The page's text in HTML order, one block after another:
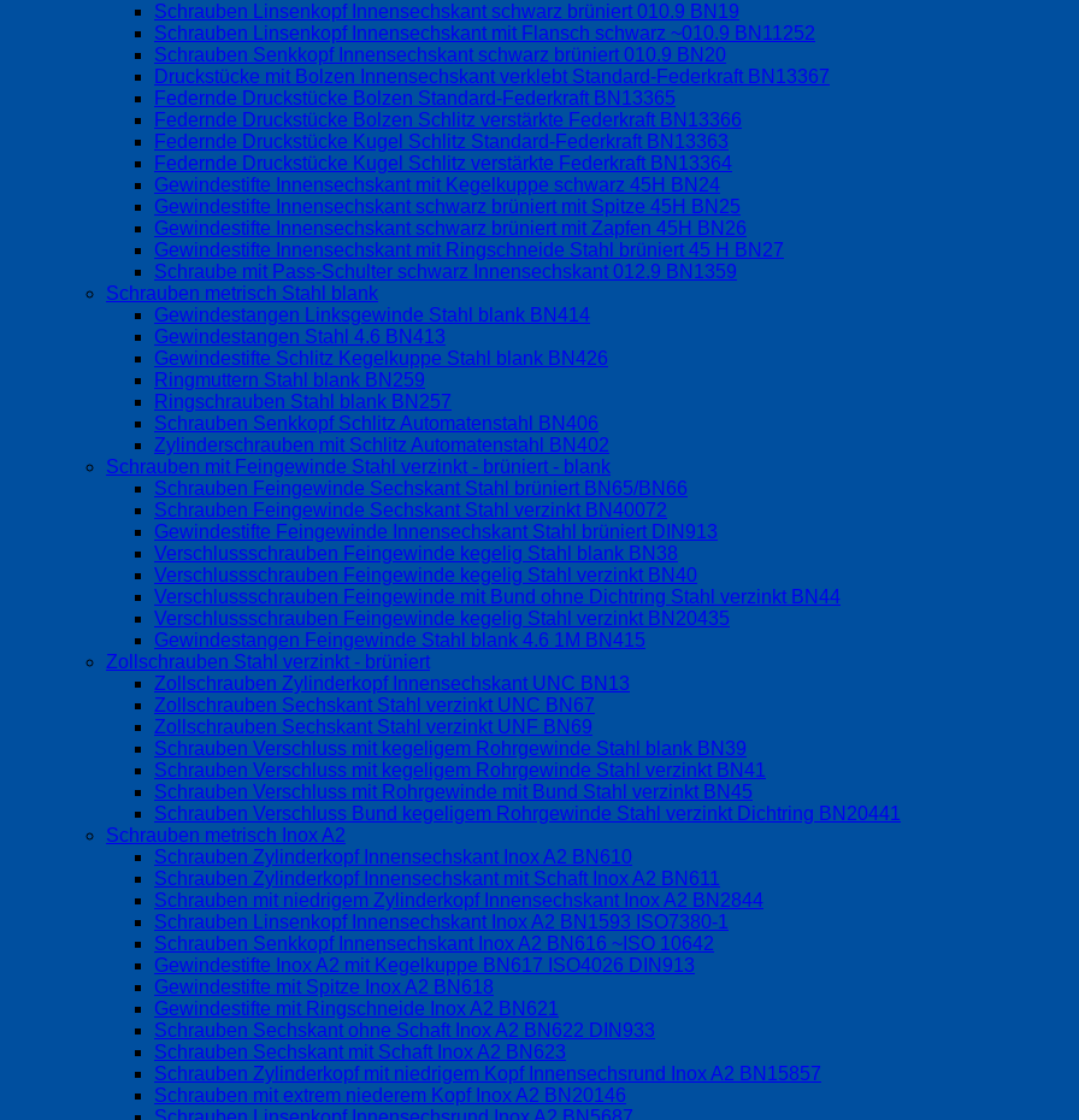
Schrauben Linsenkopf Innensechskant schwarz brüniert 010.9 BN19
Schrauben Linsenkopf Innensechskant mit Flansch schwarz ~010.9 BN11252
Schrauben Senkkopf Innensechskant schwarz brüniert 010.9 BN20
Druckstücke mit Bolzen Innensechskant verklebt Standard-Federkraft BN13367
Federnde Druckstücke Bolzen Standard-Federkraft BN13365
Federnde Druckstücke Bolzen Schlitz verstärkte Federkraft BN13366
Federnde Druckstücke Kugel Schlitz Standard-Federkraft BN13363
Federnde Druckstücke Kugel Schlitz verstärkte Federkraft BN13364
Gewindestifte Innensechskant mit Kegelkuppe schwarz 45H BN24
Gewindestifte Innensechskant schwarz brüniert mit Spitze 45H BN25
Gewindestifte Innensechskant schwarz brüniert mit Zapfen 45H BN26
Gewindestifte Innensechskant mit Ringschneide Stahl brüniert 45 H BN27
Schraube mit Pass-Schulter schwarz Innensechskant 012.9 BN1359
Schrauben metrisch Stahl blank
Gewindestangen Linksgewinde Stahl blank BN414
Gewindestangen Stahl 4.6 BN413
Gewindestifte Schlitz Kegelkuppe Stahl blank BN426
Ringmuttern Stahl blank BN259
Ringschrauben Stahl blank BN257
Schrauben Senkkopf Schlitz Automatenstahl BN406
Zylinderschrauben mit Schlitz Automatenstahl BN402
Schrauben mit Feingewinde Stahl verzinkt - brüniert - blank
Schrauben Feingewinde Sechskant Stahl brüniert BN65/BN66
Schrauben Feingewinde Sechskant Stahl verzinkt BN40072
Gewindestifte Feingewinde Innensechskant Stahl brüniert DIN913
Verschlussschrauben Feingewinde kegelig Stahl blank BN38
Verschlussschrauben Feingewinde kegelig Stahl verzinkt BN40
Verschlussschrauben Feingewinde mit Bund ohne Dichtring Stahl verzinkt BN44
Verschlussschrauben Feingewinde kegelig Stahl verzinkt BN20435
Gewindestangen Feingewinde Stahl blank 4.6 1M BN415
Zollschrauben Stahl verzinkt - brüniert
Zollschrauben Zylinderkopf Innensechskant UNC BN13
Zollschrauben Sechskant Stahl verzinkt UNC BN67
Zollschrauben Sechskant Stahl verzinkt UNF BN69
Schrauben Verschluss mit kegeligem Rohrgewinde Stahl blank BN39
Schrauben Verschluss mit kegeligem Rohrgewinde Stahl verzinkt BN41
Schrauben Verschluss mit Rohrgewinde mit Bund Stahl verzinkt BN45
Schrauben Verschluss Bund kegeligem Rohrgewinde Stahl verzinkt Dichtring BN20441
Schrauben metrisch Inox A2
Schrauben Zylinderkopf Innensechskant Inox A2 BN610
Schrauben Zylinderkopf Innensechskant mit Schaft Inox A2 BN611
Schrauben mit niedrigem Zylinderkopf Innensechskant Inox A2 BN2844
Schrauben Linsenkopf Innensechskant Inox A2 BN1593 ISO7380-1
Schrauben Senkkopf Innensechskant Inox A2 BN616 ~ISO 10642
Gewindestifte Inox A2 mit Kegelkuppe BN617 ISO4026 DIN913
Gewindestifte mit Spitze Inox A2 BN618
Gewindestifte mit Ringschneide Inox A2 BN621
Schrauben Sechskant ohne Schaft Inox A2 BN622 DIN933
Schrauben Sechskant mit Schaft Inox A2 BN623
Schrauben Zylinderkopf mit niedrigem Kopf Innensechsrund Inox A2 BN15857
Schrauben mit extrem niederem Kopf Inox A2 BN20146